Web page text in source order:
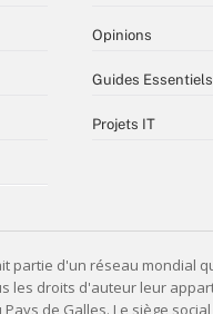
Opinions
Guides Essentiels
Projets IT